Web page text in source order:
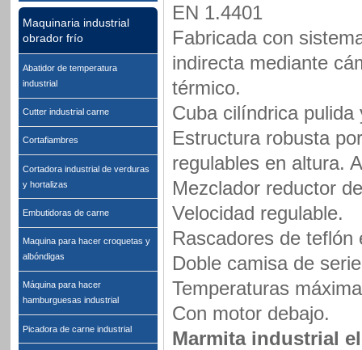
Maquinaria industrial
obrador frío
Abatidor de temperatura
industrial
Cutter industrial carne
Cortafiambres
Cortadora industrial de verduras
y hortalizas
Embutidoras de carne
Maquina para hacer croquetas y
albóndigas
Máquina para hacer
hamburguesas industrial
Picadora de carne industrial
EN 1.4401
Fabricada con
indirecta mediante
térmico.
Cuba cilíndrica pulida
Estructura robusta
regulables en altura.
Mezclador reductor
Velocidad regulable.
Rascadores de
Doble camisa de
Temperaturas
Con motor debajo.
Marmita industrial